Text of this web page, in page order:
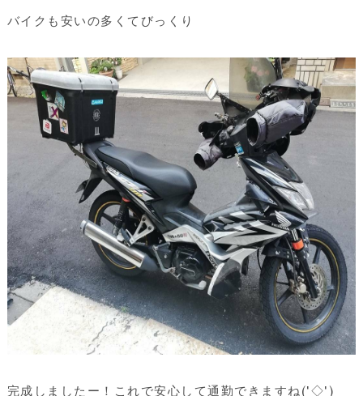
バイクも安いの多くてびっくり
完成しましたー！これで安心して通勤できますね('◇')ゞ